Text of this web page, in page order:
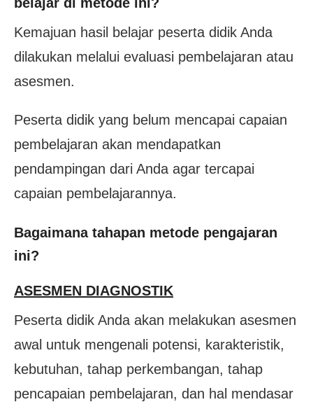
Kemajuan hasil belajar peserta didik Anda
dilakukan melalui evaluasi pembelajaran atau
asesmen.
Peserta didik yang belum mencapai capaian
pembelajaran akan mendapatkan
pendampingan dari Anda agar tercapai
capaian pembelajarannya.
Bagaimana tahapan metode pengajaran
ini?
ASESMEN DIAGNOSTIK
Peserta didik Anda akan melakukan asesmen
awal untuk mengenali potensi, karakteristik,
kebutuhan, tahap perkembangan, tahap
pencapaian pembelajaran, dan hal mendasar